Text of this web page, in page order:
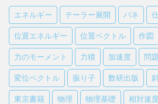
エネルギー テーラー展開 バネ
位置エネルギー 位置ベクトル 作図
力のモーメント 力積 加速度 問題
変位ベクトル 振り子 数研出版
東京書籍 物理 物理基礎 相対速